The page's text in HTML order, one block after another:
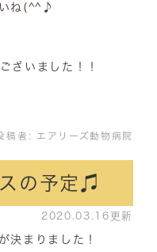
ね(^^♪
ざいました！！
稿者: エアリーズ動物病院
の予定♫
2020.03.16更新
決まりました！